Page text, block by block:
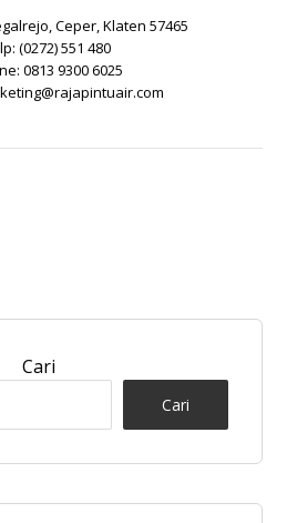
Ceper, Klaten 57465
(0272) 551 480
0813 9300 6025
Cari
Cari